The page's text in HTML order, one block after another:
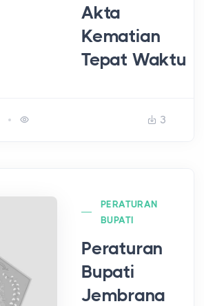
Akta
Kematian
Tepat Waktu
3
PERATURAN
BUPATI
Peraturan
Bupati
Jembrana